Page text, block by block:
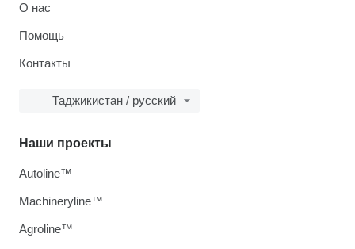
О нас
Помощь
Контакты
Таджикистан / русский
Наши проекты
Autoline™
Machineryline™
Agroline™